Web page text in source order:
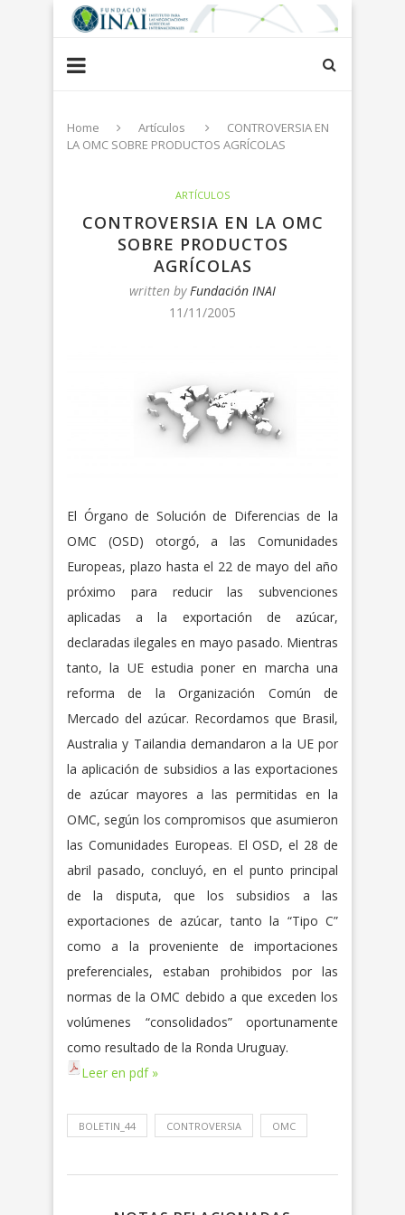
Home Artículos
CONTROVERSIA EN
LA OMC SOBRE PRODUCTOS AGRÍCOLAS
ARTÍCULOS
CONTROVERSIA EN LA OMC
SOBRE PRODUCTOS
AGRÍCOLAS
written by Fundación INAI
11/11/2005
El Órgano de Solución de Diferencias de la
OMC (OSD) otorgó, a las Comunidades
Europeas, plazo hasta el 22 de mayo del año
próximo para reducir las subvenciones
aplicadas a la exportación de azúcar,
declaradas ilegales en mayo pasado. Mientras
tanto, la UE estudia poner en marcha una
reforma de la Organización Común de
Mercado del azúcar. Recordamos que Brasil,
Australia y Tailandia demandaron a la UE por
la aplicación de subsidios a las exportaciones
de azúcar mayores a las permitidas en la
OMC, según los compromisos que asumieron
las Comunidades Europeas. El OSD, el 28 de
abril pasado, concluyó, en el punto principal
de la disputa, que los subsidios a las
exportaciones de azúcar, tanto la “Tipo C”
como a la proveniente de importaciones
preferenciales, estaban prohibidos por las
normas de la OMC debido a que exceden los
volúmenes “consolidados” oportunamente
como resultado de la Ronda Uruguay.
Leer en pdf »
BOLETIN_44 CONTROVERSIA OMC